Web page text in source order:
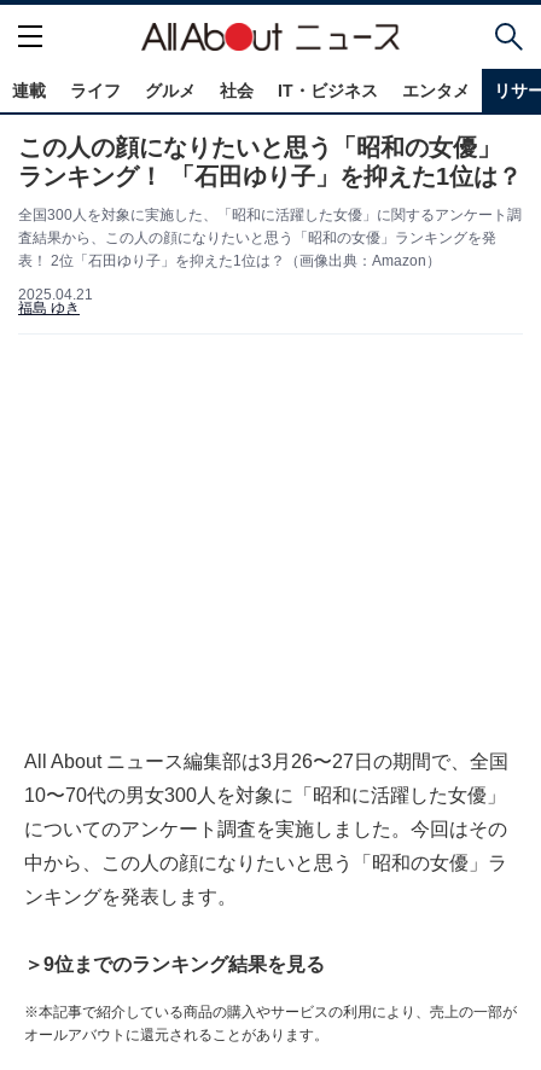
連載 ライフ グルメ 社会 IT・ビジネス エンタメ リサ
この人の顔になりたいと思う「昭和の女優」
ランキング！ 「石田ゆり子」を抑えた1位は？
全国300人を対象に実施した、「昭和に活躍した女優」に関するアンケート調
査結果から、この人の顔になりたいと思う「昭和の女優」ランキングを発
表！ 2位「石田ゆり子」を抑えた1位は？（画像出典：Amazon）
2025.04.21
福島 ゆき
All About ニュース編集部は3月26〜27日の期間で、全国
10〜70代の男女300人を対象に「昭和に活躍した女優」
についてのアンケート調査を実施しました。今回はその
中から、この人の顔になりたいと思う「昭和の女優」ラ
ンキングを発表します。
＞9位までのランキング結果を見る
※本記事で紹介している商品の購入やサービスの利用により、売上の一部が
オールアバウトに還元されることがあります。